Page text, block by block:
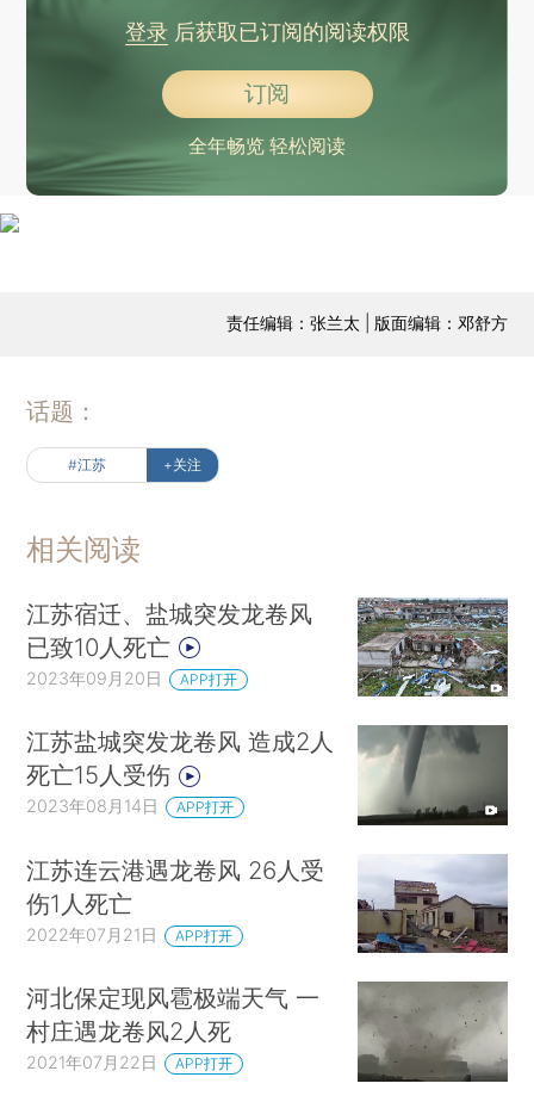
登录后获取已订阅的阅读权限
订阅
全年畅览 轻松阅读
责任编辑：张兰太 | 版面编辑：邓舒方
话题：
#江苏 +关注
相关阅读
江苏宿迁、盐城突发龙卷风
已致10人死亡
2023年09月20日 APP打开
江苏盐城突发龙卷风 造成2人
死亡15人受伤
2023年08月14日 APP打开
江苏连云港遇龙卷风 26人受
伤1人死亡
2022年07月21日 APP打开
河北保定现风雹极端天气 一
村庄遇龙卷风2人死
2021年07月22日 APP打开